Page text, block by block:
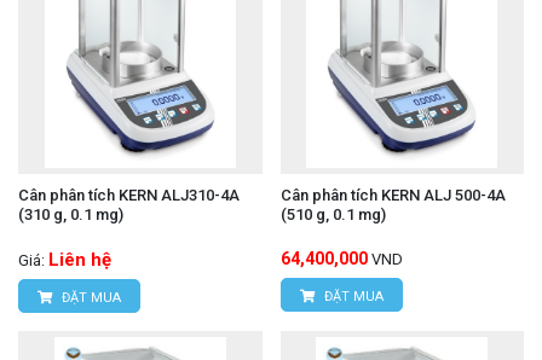
Cân phân tích KERN ALJ310-4A
(310 g, 0.1 mg)
Giá: Liên hệ
ĐẶT MUA
Cân phân tích KERN ALJ 500-4A
(510 g, 0.1 mg)
64,400,000 VND
ĐẶT MUA